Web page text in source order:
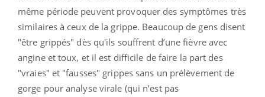
même période peuvent provoquer des symptômes très
similaires à ceux de la grippe. Beaucoup de gens disent
"être grippés" dès qu'ils souffrent d’une fièvre avec
angine et toux, et il est difficile de faire la part des
"vraies" et "fausses" grippes sans un prélèvement de
gorge pour analyse virale (qui n’est pas